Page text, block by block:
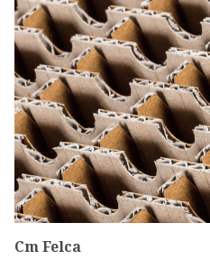
Cm Felca